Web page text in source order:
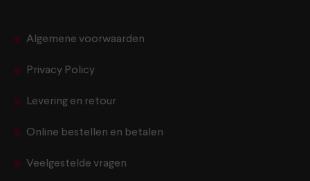
Algemene voorwaarden
Privacy Policy
Levering en retour
Online bestellen en betalen
Veelgestelde vragen